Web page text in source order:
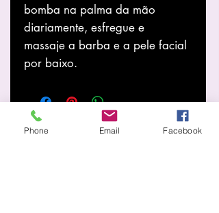
bomba na palma da mão
diariamente, esfregue e
massaje a barba e a pele facial
por baixo.
Phone Email Facebook